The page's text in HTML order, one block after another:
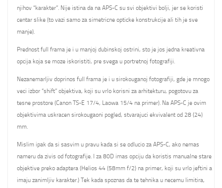
njihov “karakter”. Nije istina da na APS-C su svi objektivi bolji, jer se koristi
centar slike (to vazi samo za simetricne opticke konstrukcije ali tih je sve
manje).
Prednost full frama je i u manjoj dubinskoj ostrini, sto je jos jedna kreativna
opcija koja se moze iskoristiti, pre svega u portretnoj fotografiji.
Nezanemarljiv doprinos full frama je i u sirokouganoj fotografiji, gde je mnogo
veci izbor “shift” objektiva, koji su vrlo korisni za arhitekturu, pogotovu za
tesne prostore (Canon TS-E 17/4, Laowa 15/4 na primer). Na APS-C je ovim
objektivima uskracen sirokougaoni pogled, stvarajuci ekvivalent od 28 (24)
mm.
Mislim ipak da si sasvim u pravu kada si se odlucio za APS-C, ako nemas
nameru da zivis od fotografije. I za 80D imas opciju da koristis manualne stare
objektive preko adaptera (Helios 44 (58mm f/2) na primer, koji su vrlo jeftini a
imaju zanimljiv karakter.) Tek kada spoznas da te tehnika u necemu limitira,